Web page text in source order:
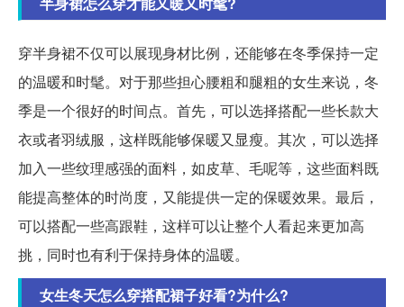
穿半身裙不仅可以展现身材比例，还能够在冬季保持一定
的温暖和时髦。对于那些担心腰粗和腿粗的女生来说，冬
季是一个很好的时间点。首先，可以选择搭配一些长款大
衣或者羽绒服，这样既能够保暖又显瘦。其次，可以选择
加入一些纹理感强的面料，如皮草、毛呢等，这些面料既
能提高整体的时尚度，又能提供一定的保暖效果。最后，
可以搭配一些高跟鞋，这样可以让整个人看起来更加高
挑，同时也有利于保持身体的温暖。
女生冬天怎么穿搭配裙子好看?为什么?